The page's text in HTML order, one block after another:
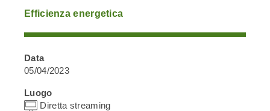
Efficienza energetica
Data
05/04/2023
Luogo
Diretta streaming